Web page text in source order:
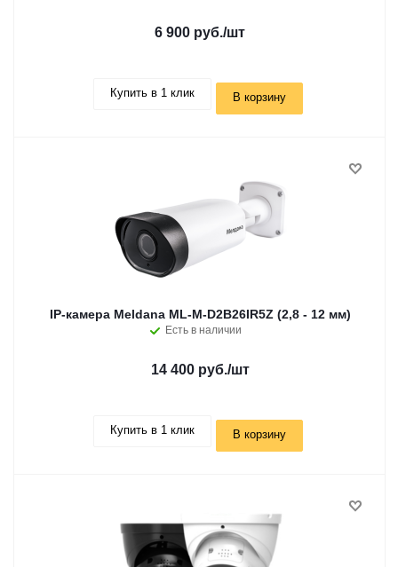
6 900 руб./шт
Купить в 1 клик В корзину
IP-камера Meldana ML-M-D2B26IR5Z (2,8 - 12 мм)
Есть в наличии
14 400 руб./шт
Купить в 1 клик В корзину